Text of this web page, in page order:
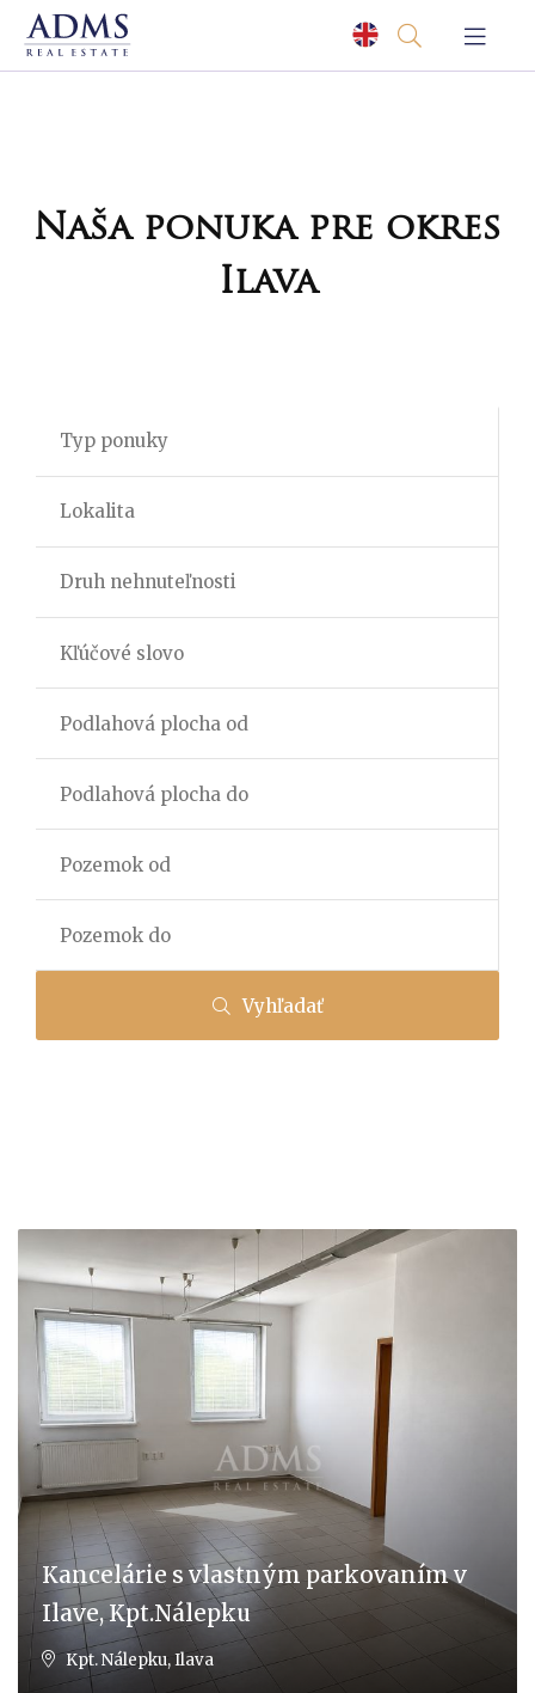
Naša ponuka pre okres
Ilava
Vyhľadať
Kancelárie s vlastným parkovaním v
Ilave, Kpt.Nálepku
Kpt. Nálepku, Ilava